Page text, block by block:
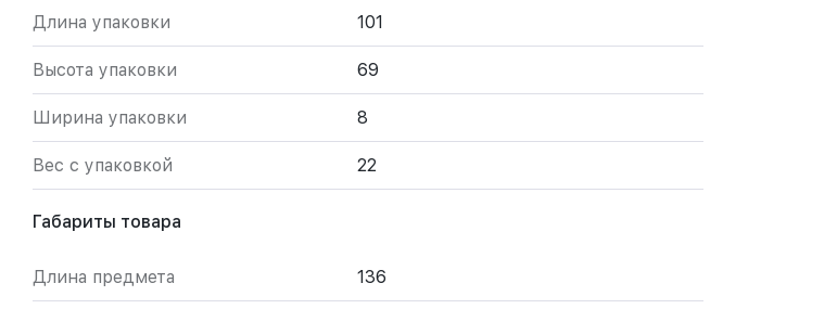
Длина упаковки 101
Высота упаковки 69
Ширина упаковки 8
Вес с упаковкой 22
Габариты товара
Длина предмета 136